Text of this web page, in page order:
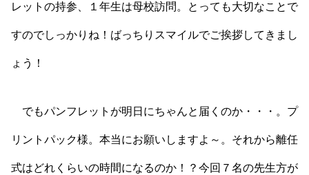
レットの持参、１年生は母校訪問。とっても大切なことで
すのでしっかりね！ばっちりスマイルでご挨拶してきまし
ょう！
でもパンフレットが明日にちゃんと届くのか・・・。プ
リントパック様。本当にお願いしますよ～。それから離任
式はどれくらいの時間になるのか！？今回７名の先生方が